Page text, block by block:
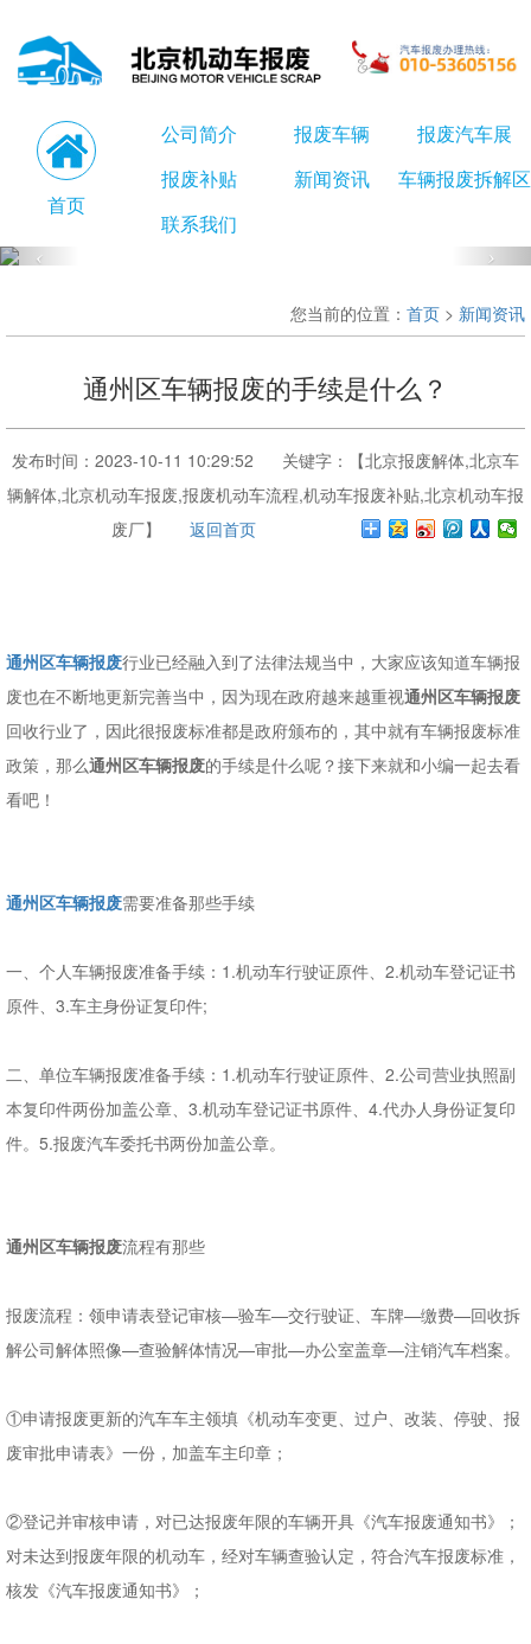
首页
公司简介 报废车辆
报废汽车展
报废补贴
新闻资讯
车辆报废拆解区
联系我们
您当前的位置： 首页 > 新闻资讯
通州区车辆报废的手续是什么？
发布时间：2023-10-11 10:29:52 关键字：【北京报废解体,北京车
辆解体,北京机动车报废,报废机动车流程,机动车报废补贴,北京机动车报
废厂】 返回首页
通州区车辆报废行业已经融入到了法律法规当中，大家应该知道车辆报
废也在不断地更新完善当中，因为现在政府越来越重视通州区车辆报废
回收行业了，因此很报废标准都是政府颁布的，其中就有车辆报废标准
政策，那么通州区车辆报废的手续是什么呢？接下来就和小编一起去看
看吧！
通州区车辆报废需要准备那些手续
一、个人车辆报废准备手续：1.机动车行驶证原件、2.机动车登记证书
原件、3.车主身份证复印件;
二、单位车辆报废准备手续：1.机动车行驶证原件、2.公司营业执照副
本复印件两份加盖公章、3.机动车登记证书原件、4.代办人身份证复印
件。5.报废汽车委托书两份加盖公章。
通州区车辆报废流程有那些
报废流程：领申请表登记审核—验车—交行驶证、车牌—缴费—回收拆
解公司解体照像—查验解体情况—审批—办公室盖章—注销汽车档案。
①申请报废更新的汽车车主领填《机动车变更、过户、改装、停驶、报
废审批申请表》一份，加盖车主印章；
②登记并审核申请，对已达报废年限的车辆开具《汽车报废通知书》；
对未达到报废年限的机动车，经对车辆查验认定，符合汽车报废标准，
核发《汽车报废通知书》；